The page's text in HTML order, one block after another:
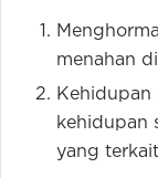
menahan
Kehidupan
kehidupan
yang